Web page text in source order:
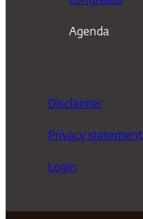
Agenda
Disclaimer
Privacy statement
Login